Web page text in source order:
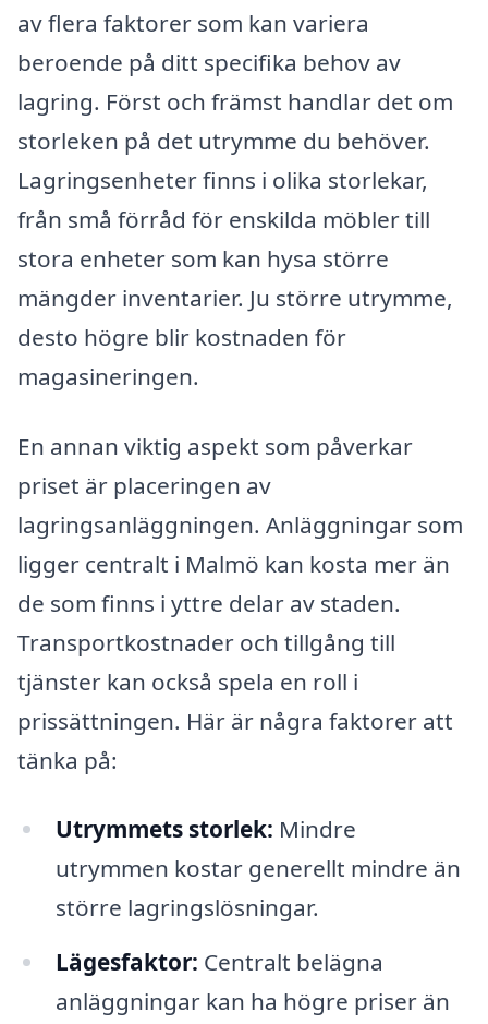
av flera faktorer som kan variera
beroende på ditt specifika behov av
lagring. Först och främst handlar det om
storleken på det utrymme du behöver.
Lagringsenheter finns i olika storlekar,
från små förråd för enskilda möbler till
stora enheter som kan hysa större
mängder inventarier. Ju större utrymme,
desto högre blir kostnaden för
magasineringen.
En annan viktig aspekt som påverkar
priset är placeringen av
lagringsanläggningen. Anläggningar som
ligger centralt i Malmö kan kosta mer än
de som finns i yttre delar av staden.
Transportkostnader och tillgång till
tjänster kan också spela en roll i
prissättningen. Här är några faktorer att
tänka på:
Utrymmets storlek: Mindre
utrymmen kostar generellt mindre än
större lagringslösningar.
Lägesfaktor: Centralt belägna
anläggningar kan ha högre priser än